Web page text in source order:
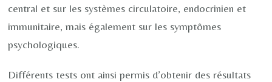
central et sur les systèmes circulatoire, endocrinien et
immunitaire, mais également sur les symptômes
psychologiques.
Différents tests ont ainsi permis d’obtenir des résultats